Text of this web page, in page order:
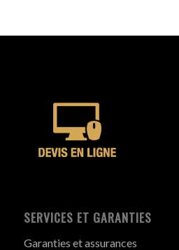
SERVICES ET GARANTIES
Garanties et assurances